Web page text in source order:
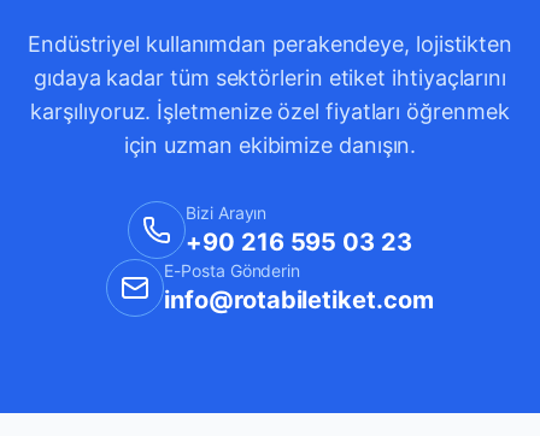
Endüstriyel kullanımdan perakendeye, lojistikten
gıdaya kadar tüm sektörlerin etiket ihtiyaçlarını
karşılıyoruz. İşletmenize özel fiyatları öğrenmek
için uzman ekibimize danışın.
Bizi Arayın
+90 216 595 03 23
E-Posta Gönderin
info@rotabiletiket.com